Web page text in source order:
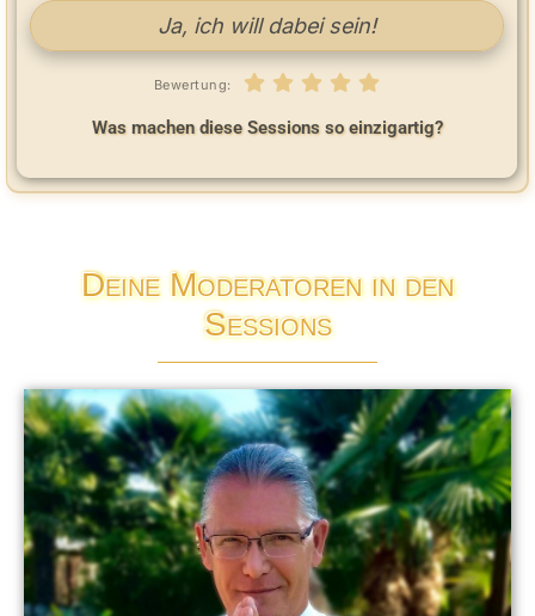
Ja, ich will dabei sein!
Bewertung:
Was machen diese Sessions so einzigartig?
Deine Moderatoren in den
Sessions